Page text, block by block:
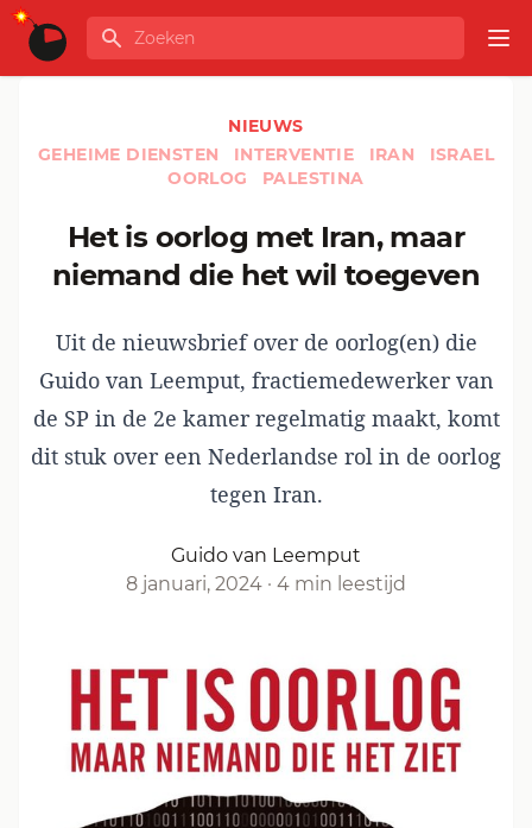
Ga naar de inhoud
GLOBALINFO
Zoeken
NIEUWS
GEHEIME DIENSTEN
INTERVENTIE IRAN
ISRAEL
OORLOG
PALESTINA
Het is oorlog met Iran, maar
niemand die het wil toegeven
Uit de nieuwsbrief over de oorlog(en) die
Guido van Leemput, fractiemedewerker van
de SP in de 2e kamer regelmatig maakt, komt
dit stuk over een Nederlandse rol in de oorlog
tegen Iran.
Guido van Leemput
8 januari, 2024 · 4 min leestijd